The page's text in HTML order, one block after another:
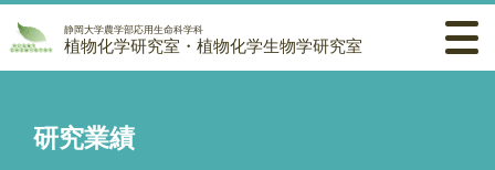
静岡大学農学部応用生命科学科
植物化学研究室・植物化学生物学研究室
研究業績